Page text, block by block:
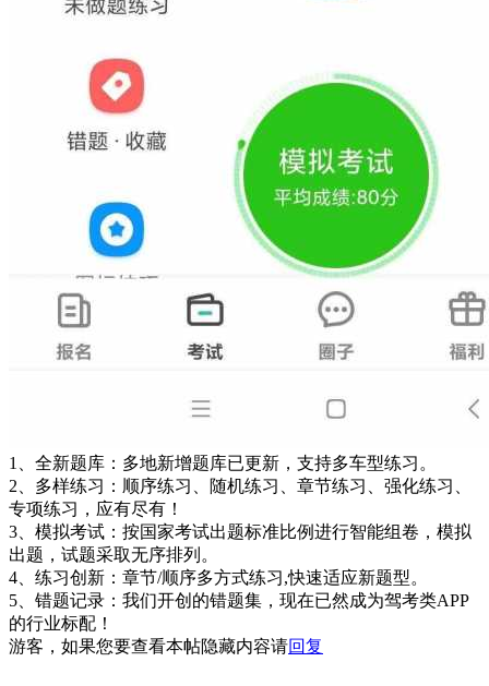
1、全新题库：多地新增题库已更新，支持多车型练习。
2、多样练习：顺序练习、随机练习、章节练习、强化练习、
专项练习，应有尽有！
3、模拟考试：按国家考试出题标准比例进行智能组卷，模拟
出题，试题采取无序排列。
4、练习创新：章节/顺序多方式练习,快速适应新题型。
5、错题记录：我们开创的错题集，现在已然成为驾考类APP
的行业标配！
游客，如果您要查看本帖隐藏内容请回复